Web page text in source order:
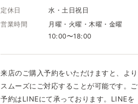
定休日
水・土日祝日
営業時間
月曜・火曜・木曜・金曜
10:00〜18:00
来店のご購入予約をいただけますと、より
スムーズにご対応することが可能です。ご
予約はLINEにて承っております。LINEを